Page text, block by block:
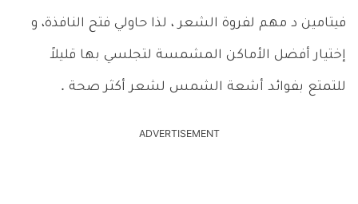
فيتامين د مهم لفروة الشعر ، لذا حاولي فتح النافذة، و
إختيار أفضل الأماكن المشمسة لتجلسي بها قليلاً
للتمتع بفوائد أشعة الشمس لشعر أكثر صحة .
ADVERTISEMENT